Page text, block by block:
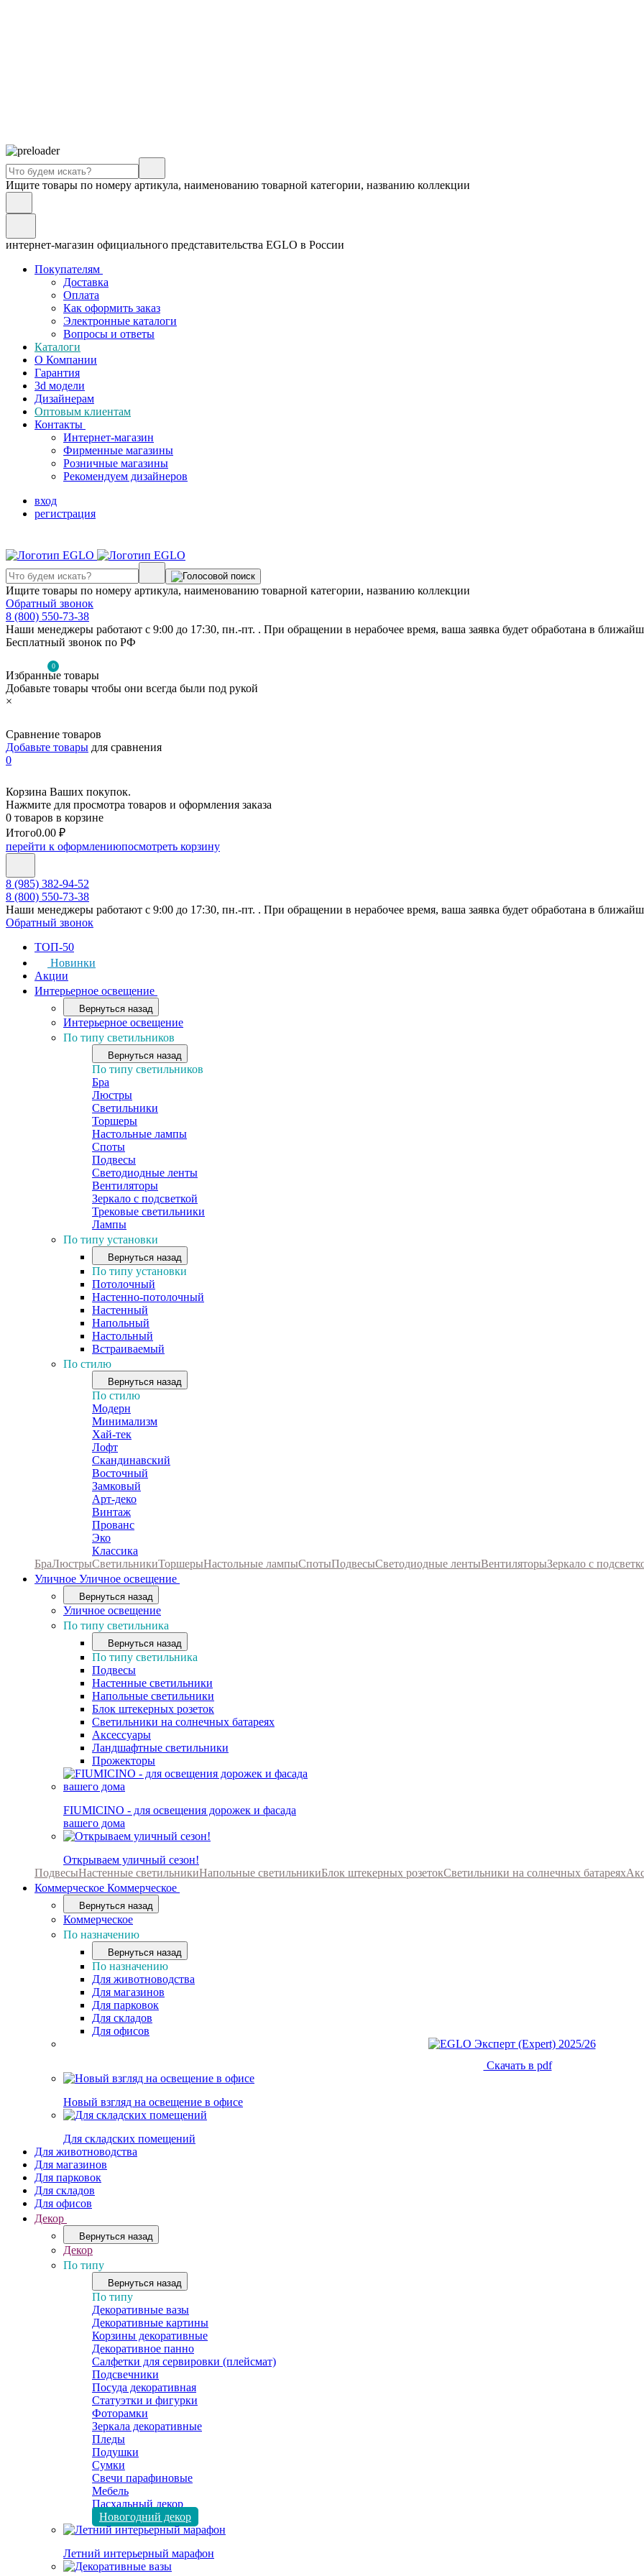
Ищите товары по номеру артикула, наименованию товарной категории, названию коллекции
интернет-магазин официального представительства EGLO в России
Покупателям
Доставка
Оплата
Как оформить заказ
Электронные каталоги
Вопросы и ответы
Каталоги
О Компании
Гарантия
3d модели
Дизайнерам
Оптовым клиентам
Контакты
Интернет-магазин
Фирменные магазины
Розничные магазины
Рекомендуем дизайнеров
вход
регистрация
Ищите товары по номеру артикула, наименованию товарной категории, названию коллекции
Обратный звонок
8 (800) 550-73-38
Наши менеджеры работают с 9:00 до 17:30, пн.-пт. . При обращении в нерабочее время, ваша заявка будет обработана в
Бесплатный звонок по РФ
0
Избранные товары
Добавьте товары чтобы они всегда были под рукой
×
Сравнение товаров
Добавьте товары для сравнения
0
Корзина Ваших покупок.
Нажмите для просмотра товаров и оформления заказа
0 товаров в корзине
Итого0.00 ₽
перейти к оформлениюпосмотреть корзину
8 (985) 382-94-52
8 (800) 550-73-38
Наши менеджеры работают с 9:00 до 17:30, пн.-пт. . При обращении в нерабочее время, ваша заявка будет обработана в
Обратный звонок
ТОП-50
Новинки
Акции
Интерьерное освещение
Вернуться назад
Интерьерное освещение
По типу светильников
Вернуться назад
По типу светильников
Бра
Люстры
Светильники
Торшеры
Настольные лампы
Споты
Подвесы
Светодиодные ленты
Вентиляторы
Зеркало с подсветкой
Трековые светильники
Лампы
По типу установки
Вернуться назад
По типу установки
Потолочный
Настенно-потолочный
Настенный
Напольный
Настольный
Встраиваемый
По стилю
Вернуться назад
По стилю
Модерн
Минимализм
Хай-тек
Лофт
Скандинавский
Восточный
Замковый
Арт-деко
Винтаж
Прованс
Эко
Классика
БраЛюстрыСветильникиТоршерыНастольные лампыСпотыПодвесыСветодиодные лентыВентиляторыЗеркало с
Уличное Уличное освещение
Вернуться назад
Уличное освещение
По типу светильника
Вернуться назад
По типу светильника
Подвесы
Настенные светильники
Напольные светильники
Блок штекерных розеток
Светильники на солнечных батареях
Аксессуары
Ландшафтные светильники
Прожекторы
FIUMICINO - для освещения дорожек и фасада
вашего дома
Открываем уличный сезон!
ПодвесыНастенные светильникиНапольные светильникиБлок штекерных розетокСветильники на солнечных батареях
Коммерческое Коммерческое
Вернуться назад
Коммерческое
По назначению
Вернуться назад
По назначению
Для животноводства
Для магазинов
Для парковок
Для складов
Для офисов
Скачать в pdf
Новый взгляд на освещение в офисе
Для складских помещений
Для животноводства
Для магазинов
Для парковок
Для складов
Для офисов
Декор
Вернуться назад
Декор
По типу
Вернуться назад
По типу
Декоративные вазы
Декоративные картины
Корзины декоративные
Декоративное панно
Салфетки для сервировки (плейсмат)
Подсвечники
Посуда декоративная
Статуэтки и фигурки
Фоторамки
Зеркала декоративные
Пледы
Подушки
Сумки
Свечи парафиновые
Мебель
Пасхальный декор
Новогодний декор
Летний интерьерный марафон